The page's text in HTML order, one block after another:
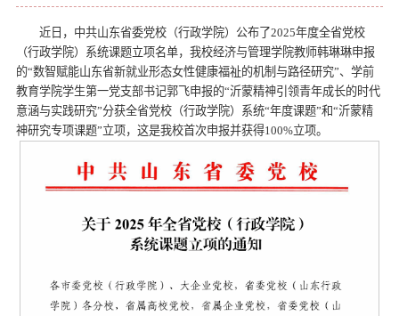
近日，中共山东省委党校（行政学院）公布了2025年度全省党校
（行政学院）系统课题立项名单，我校经济与管理学院教师韩琳琳申报
的“数智赋能山东省新就业形态女性健康福祉的机制与路径研究”、学前
教育学院学生第一党支部书记郭飞申报的“沂蒙精神引领青年成长的时代
意涵与实践研究”分获全省党校（行政学院）系统“年度课题”和“沂蒙精
神研究专项课题”立项，这是我校首次申报并获得100%立项。